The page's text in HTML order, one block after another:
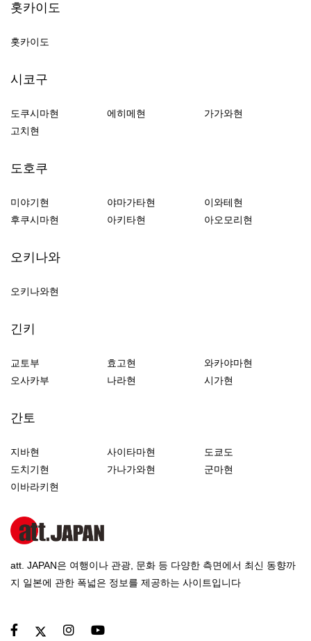
홋카이도
홋카이도
시코구
도쿠시마현 에히메현
가가와현
고치현
도호쿠
미야기현 야마가타현
이와테현
후쿠시마현
아키타현 아오모리현
오키나와
오키나와현
긴키
교토부 효고현
와카야마현
오사카부
나라현 시가현
간토
지바현 사이타마현
도쿄도
도치기현
가나가와현
군마현
이바라키현
att. JAPAN은 여행이나 관광, 문화 등 다양한 측면에서 최신 동향까
지 일본에 관한 폭넓은 정보를 제공하는 사이트입니다